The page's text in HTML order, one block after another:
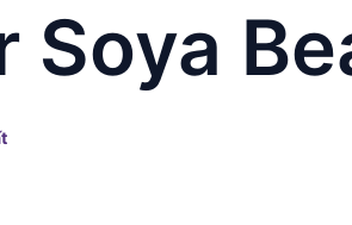
Soya